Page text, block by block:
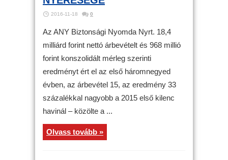
2016-11-18 0
Az ANY Biztonsági Nyomda Nyrt. 18,4
milliárd forint nettó árbevételt és 968 millió
forint konszolidált mérleg szerinti
eredményt ért el az első háromnegyed
évben, az árbevétel 15, az eredmény 33
százalékkal nagyobb a 2015 első kilenc
havinál – közölte a ...
Olvass tovább »